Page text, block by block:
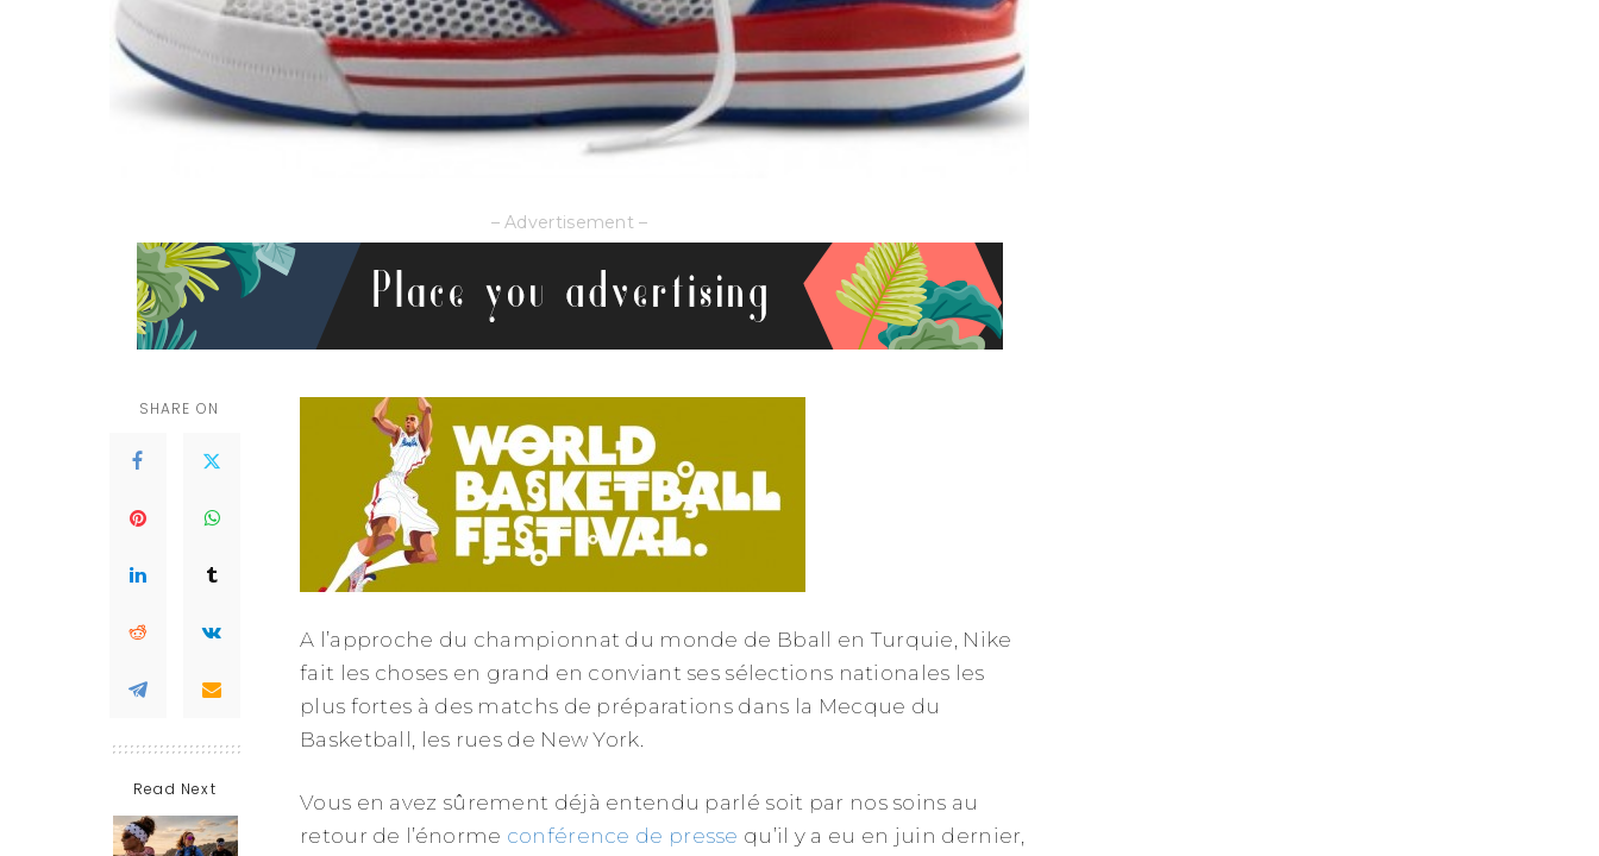
– Advertisement –
SHARE ON
Read Next
A l’approche du championnat du monde de Bball en Turquie, Nike
fait les choses en grand en conviant ses sélections nationales les
plus fortes à des matchs de préparations dans la Mecque du
Basketball, les rues de New York.
Vous en avez sûrement déjà entendu parlé soit par nos soins au
retour de l’énorme conférence de presse qu’il y a eu en juin dernier,